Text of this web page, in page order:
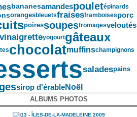
bananesamandespouletépinards
orangesbleuetsfraisesframboisesporc
poiressoupesfromagesveloutés
vinaigretteyogourtgâteaux
chocolatmuffinschampignons
saladespains
sirop d'érableNoël
ALBUMS PHOTOS